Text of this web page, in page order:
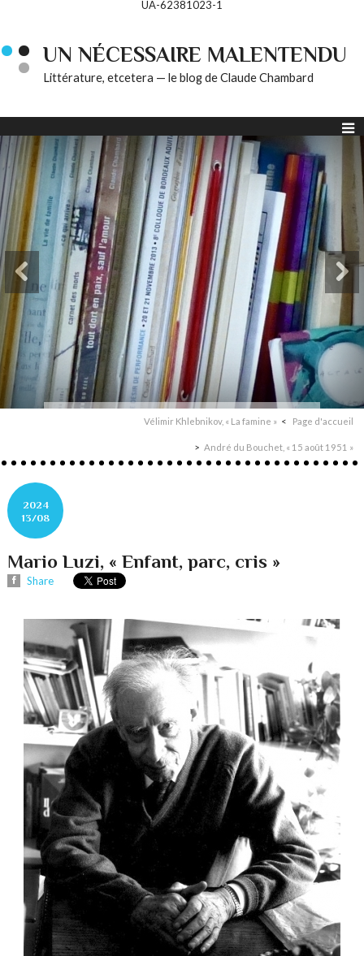
UA-62381023-1
UN NÉCESSAIRE MALENTENDU
Littérature, etcetera — le blog de Claude Chambard
Vélimir Khlebnikov, « La famine » Page d'accueil
André du Bouchet, « 15 août 1951 »
2024
13/08
Mario Luzi, « Enfant, parc, cris »
Share